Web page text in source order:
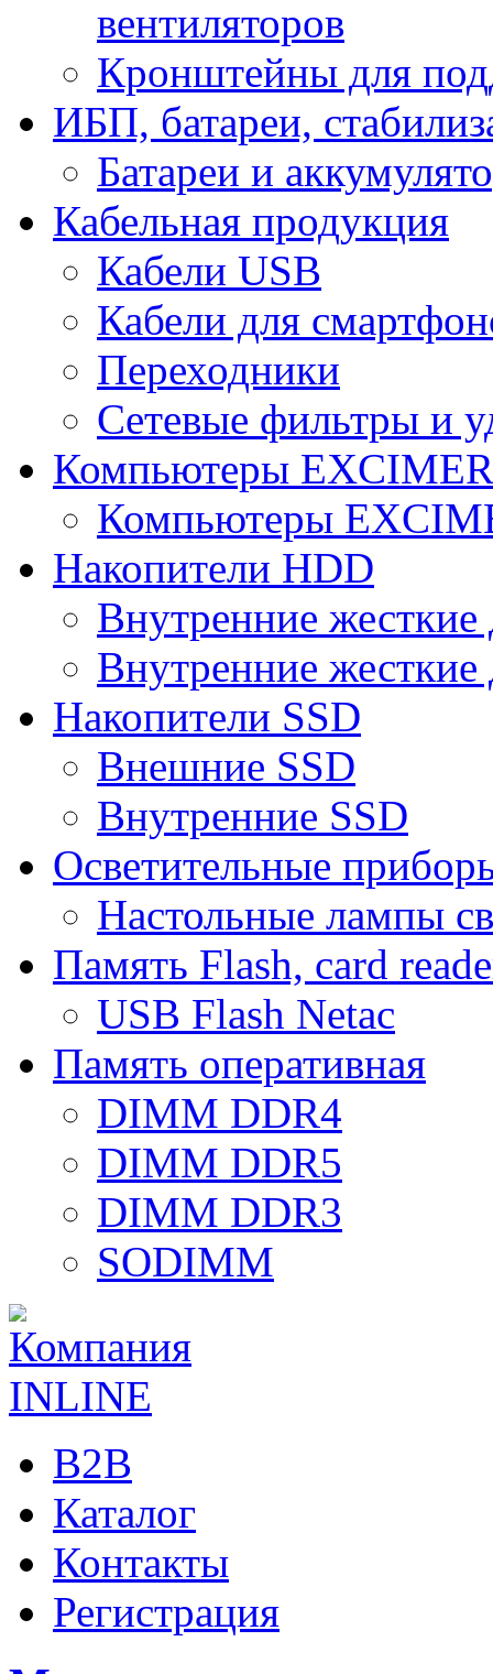
вентиляторов
Кронштейны для
ИБП, батареи,
Батареи и
Кабельная продукция
Кабели USB
Кабели для
Переходники
Сетевые фильтры и
Компьютеры
Компьютеры
Накопители HDD
Внутренние
Внутренние
Накопители SSD
Внешние SSD
Внутренние SSD
Осветительные
Настольные лампы
Память Flash, card
USB Flash Netac
Память оперативная
DIMM DDR4
DIMM DDR5
DIMM DDR3
SODIMM
B2B
Каталог
Контакты
Регистрация